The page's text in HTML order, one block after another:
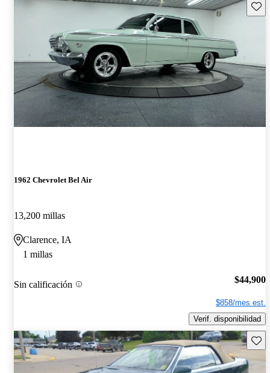
1962 Chevrolet Bel Air
13,200 millas
Clarence, IA
1 millas
Sin calificación $44,900
$858/mes est.
Verif. disponibilidad